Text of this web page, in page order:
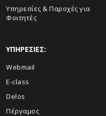
Υπηρεσίες & Παροχές για
Φοιτητές
ΥΠΗΡΕΣΙΕΣ:
Webmail
E-class
Delos
Πέργαμος